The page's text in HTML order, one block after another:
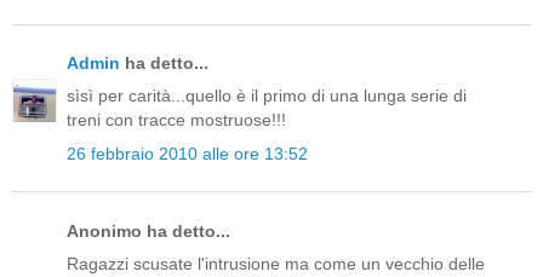
Admin ha detto...
sìsì per carità...quello è il primo di una lunga serie di
treni con tracce mostruose!!!
26 febbraio 2010 alle ore 13:52
Anonimo ha detto...
Ragazzi scusate l'intrusione ma come un vecchio delle